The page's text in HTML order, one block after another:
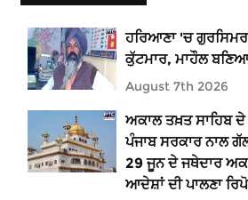
ਹਰਿਆਣਾ 'ਚ
ਕੁੱਟਮਾਰ, ਮਾਹੌਲ
August 7th 2026
ਅਕਾਲ ਤਖ਼ਤ ਸਾਹਿਬ ਦੇ
ਪੰਜਾਬ ਸਰਕਾਰ ਨਾਲ
29 ਜੂਨ ਦੇ ਜਥੇਦਾਰ
ਆਦੇਸ਼ਾਂ ਦੀ ਪਾਲਣਾ